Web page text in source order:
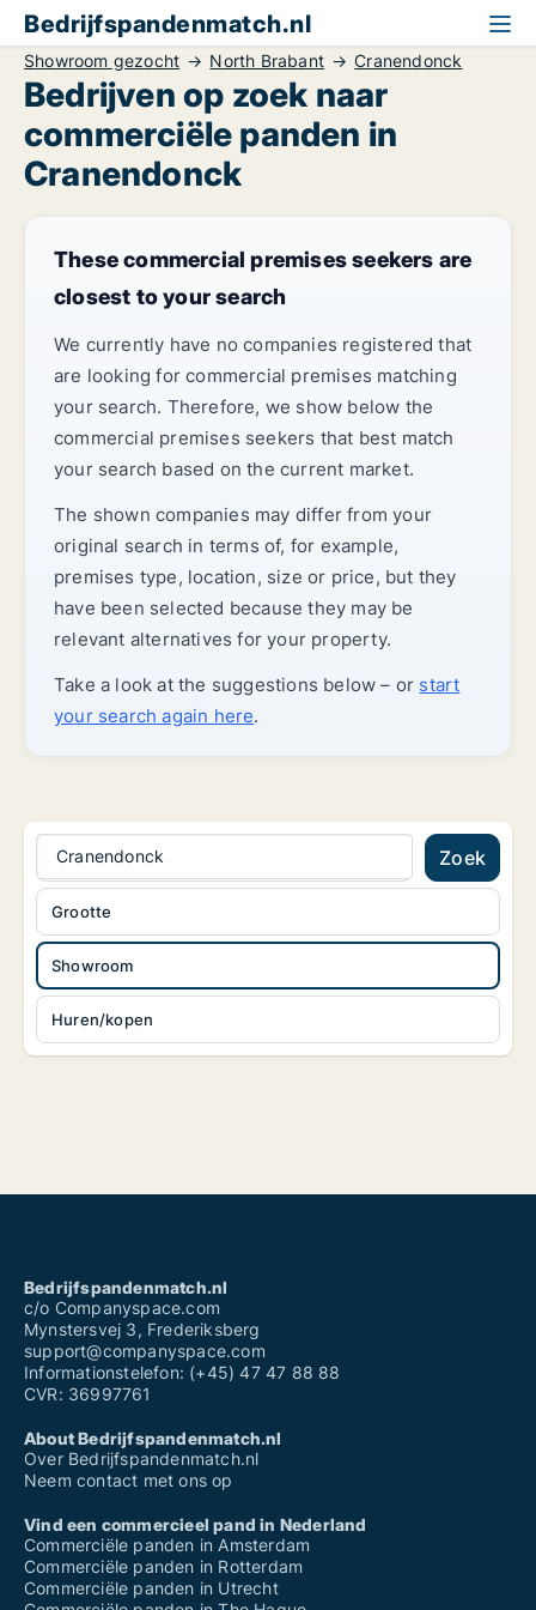
Bedrijfspandenmatch.nl
Showroom gezocht North Brabant Cranendonck
Bedrijven op zoek naar
commerciële panden in
Cranendonck
These commercial premises seekers are
closest to your search
We currently have no companies registered that
are looking for commercial premises matching
your search. Therefore, we show below the
commercial premises seekers that best match
your search based on the current market.
The shown companies may differ from your
original search in terms of, for example,
premises type, location, size or price, but they
have been selected because they may be
relevant alternatives for your property.
Take a look at the suggestions below – or start
your search again here.
Cranendonck Zoek
Showroom
Huren/kopen
Grootte
Bedrijfspandenmatch.nl
c/o Companyspace.com
Mynstersvej 3, Frederiksberg
support@companyspace.com
Informationstelefon: (+45) 47 47 88 88
CVR: 36997761
About Bedrijfspandenmatch.nl
Over Bedrijfspandenmatch.nl
Neem contact met ons op
Vind een commercieel pand in Nederland
Commerciële panden in Amsterdam
Commerciële panden in Rotterdam
Commerciële panden in Utrecht